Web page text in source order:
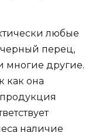
любые
перец,
многие другие.
как она
продукция
наличие